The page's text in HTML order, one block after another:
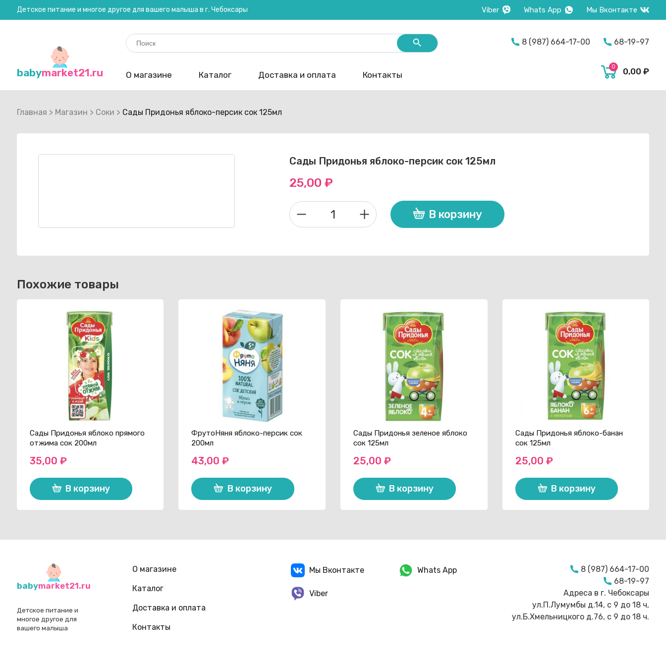
Детское питание и многое другое для вашего малыша в г. Чебоксары Viber Whats App Мы Вконтакте
babymarket21.ru
Search
for:
Search Button 8 (987) 664-17-00 68-19-97
О магазине Каталог Доставка и оплата Контакты
0 0,00₽
Главная > Магазин > Соки > Сады Придонья яблоко-персик сок 125мл
Сады Придонья яблоко-персик сок 125мл
25,00 ₽
Количество
Придонья
125мл
В корзину
Похожие товары
Сады Придонья яблоко прямого
отжима сок 200мл
35,00 ₽
В корзину
ФрутоНяня яблоко-персик сок
200мл
43,00₽
В корзину
Сады Придонья зеленое яблоко
сок 125мл
25,00 ₽
В корзину
Сады Придонья яблоко-банан
сок 125мл
25,00 ₽
В корзину
babymarket21.ru
Детское питание и
многое другое для
вашего малыша
О магазине
Каталог
Доставка и оплата
Контакты
Мы Вконтакте Whats App
Viber
8 (987) 664-17-00
68-19-97
Адреса в г. Чебоксары
ул.П.Лумумбы д.14, с 9 до 18 ч,
ул.Б.Хмельницкого д.76, с 9 до 18 ч.